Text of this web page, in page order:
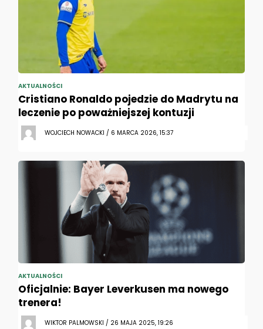
AKTUALNOŚCI
Cristiano Ronaldo pojedzie do Madrytu na
leczenie po poważniejszej kontuzji
WOJCIECH NOWACKI / 6 MARCA 2026, 15:37
AKTUALNOŚCI
Oficjalnie: Bayer Leverkusen ma nowego
trenera!
WIKTOR PALMOWSKI / 26 MAJA 2025, 19:26